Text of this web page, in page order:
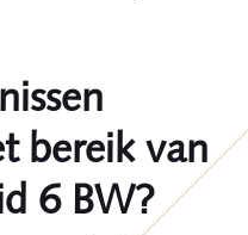
bereik van
6 BW?